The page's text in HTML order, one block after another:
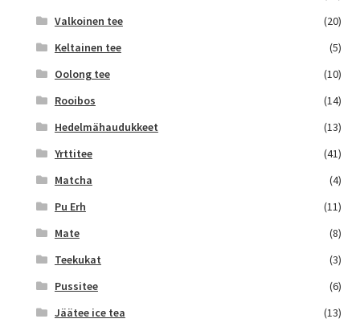
Valkoinen tee
(20)
Keltainen tee
(5)
Oolong tee
(10)
Rooibos
(14)
Hedelmähaudukkeet
(13)
Yrttitee
(41)
Matcha
(4)
Pu Erh
(11)
Mate
(8)
Teekukat
(3)
Pussitee
(6)
Jäätee ice tea
(13)